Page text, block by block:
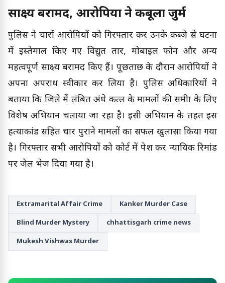
साक्ष्य बरामद, आरोपियों ने कबूला जुर्म
पुलिस ने चारों आरोपियों को गिरफ्तार कर उनके कब्जे से घटना
में इस्तेमाल किए गए विद्युत तार, मोबाइल फोन और अन्य
महत्वपूर्ण साक्ष्य बरामद किए हैं। पूछताछ के दौरान आरोपियों ने
अपना अपराध स्वीकार कर लिया है। पुलिस अधिकारियों ने
बताया कि जिले में लंबित अंधे कत्ल के मामलों की समीक्षा के लिए
विशेष अभियान चलाया जा रहा है। इसी अभियान के तहत इस
हत्याकांड सहित चार पुराने मामलों का सफल खुलासा किया गया
है। गिरफ्तार सभी आरोपियों को कोर्ट में पेश कर न्यायिक रिमांड
पर जेल भेज दिया गया है।
Extramarital Affair Crime Kanker Murder Case
Blind Murder Mystery chhattisgarh crime news
Mukesh Vishwas Murder